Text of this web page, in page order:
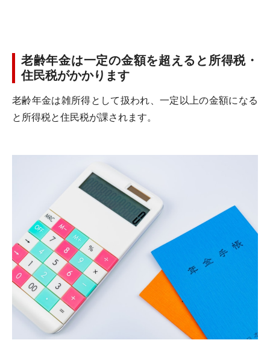
老齢年金は一定の金額を超えると所得税・
住民税がかかります
老齢年金は雑所得として扱われ、一定以上の金額になる
と所得税と住民税が課されます。